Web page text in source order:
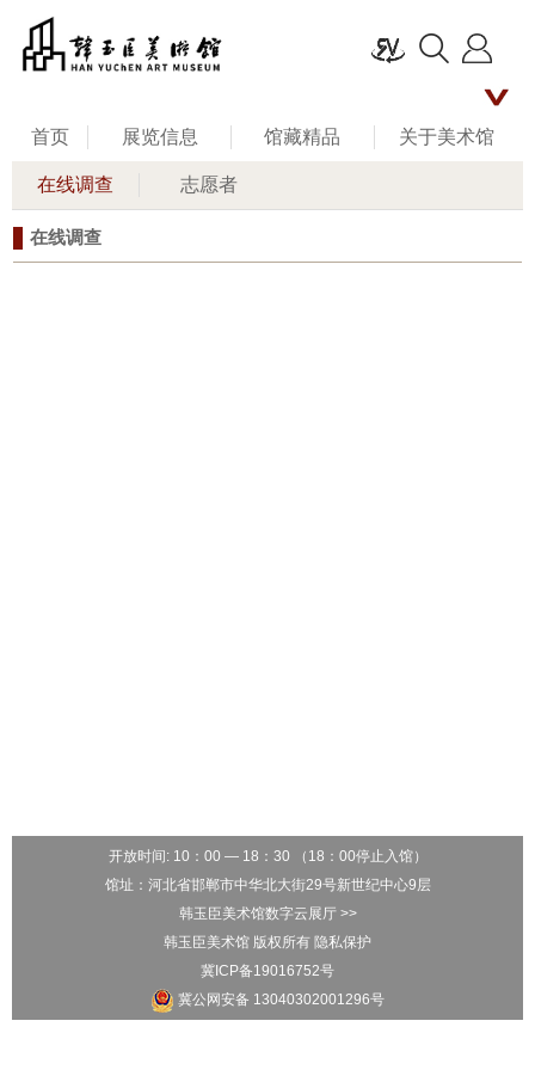
首页 展览信息 馆藏精品 关于美术馆
在线调查 志愿者
名家评说
在线调查
开放时间: 10：00 — 18：30 （18：00停止入馆）
馆址：河北省邯郸市中华北大街29号新世纪中心9层
韩玉臣美术馆数字云展厅 >>
韩玉臣美术馆 版权所有 隐私保护
冀ICP备19016752号
冀公网安备 13040302001296号